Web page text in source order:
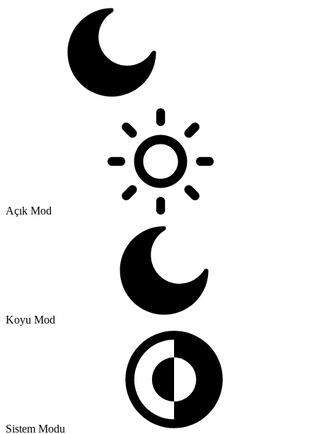
Açık Mod
Koyu Mod
Sistem Modu